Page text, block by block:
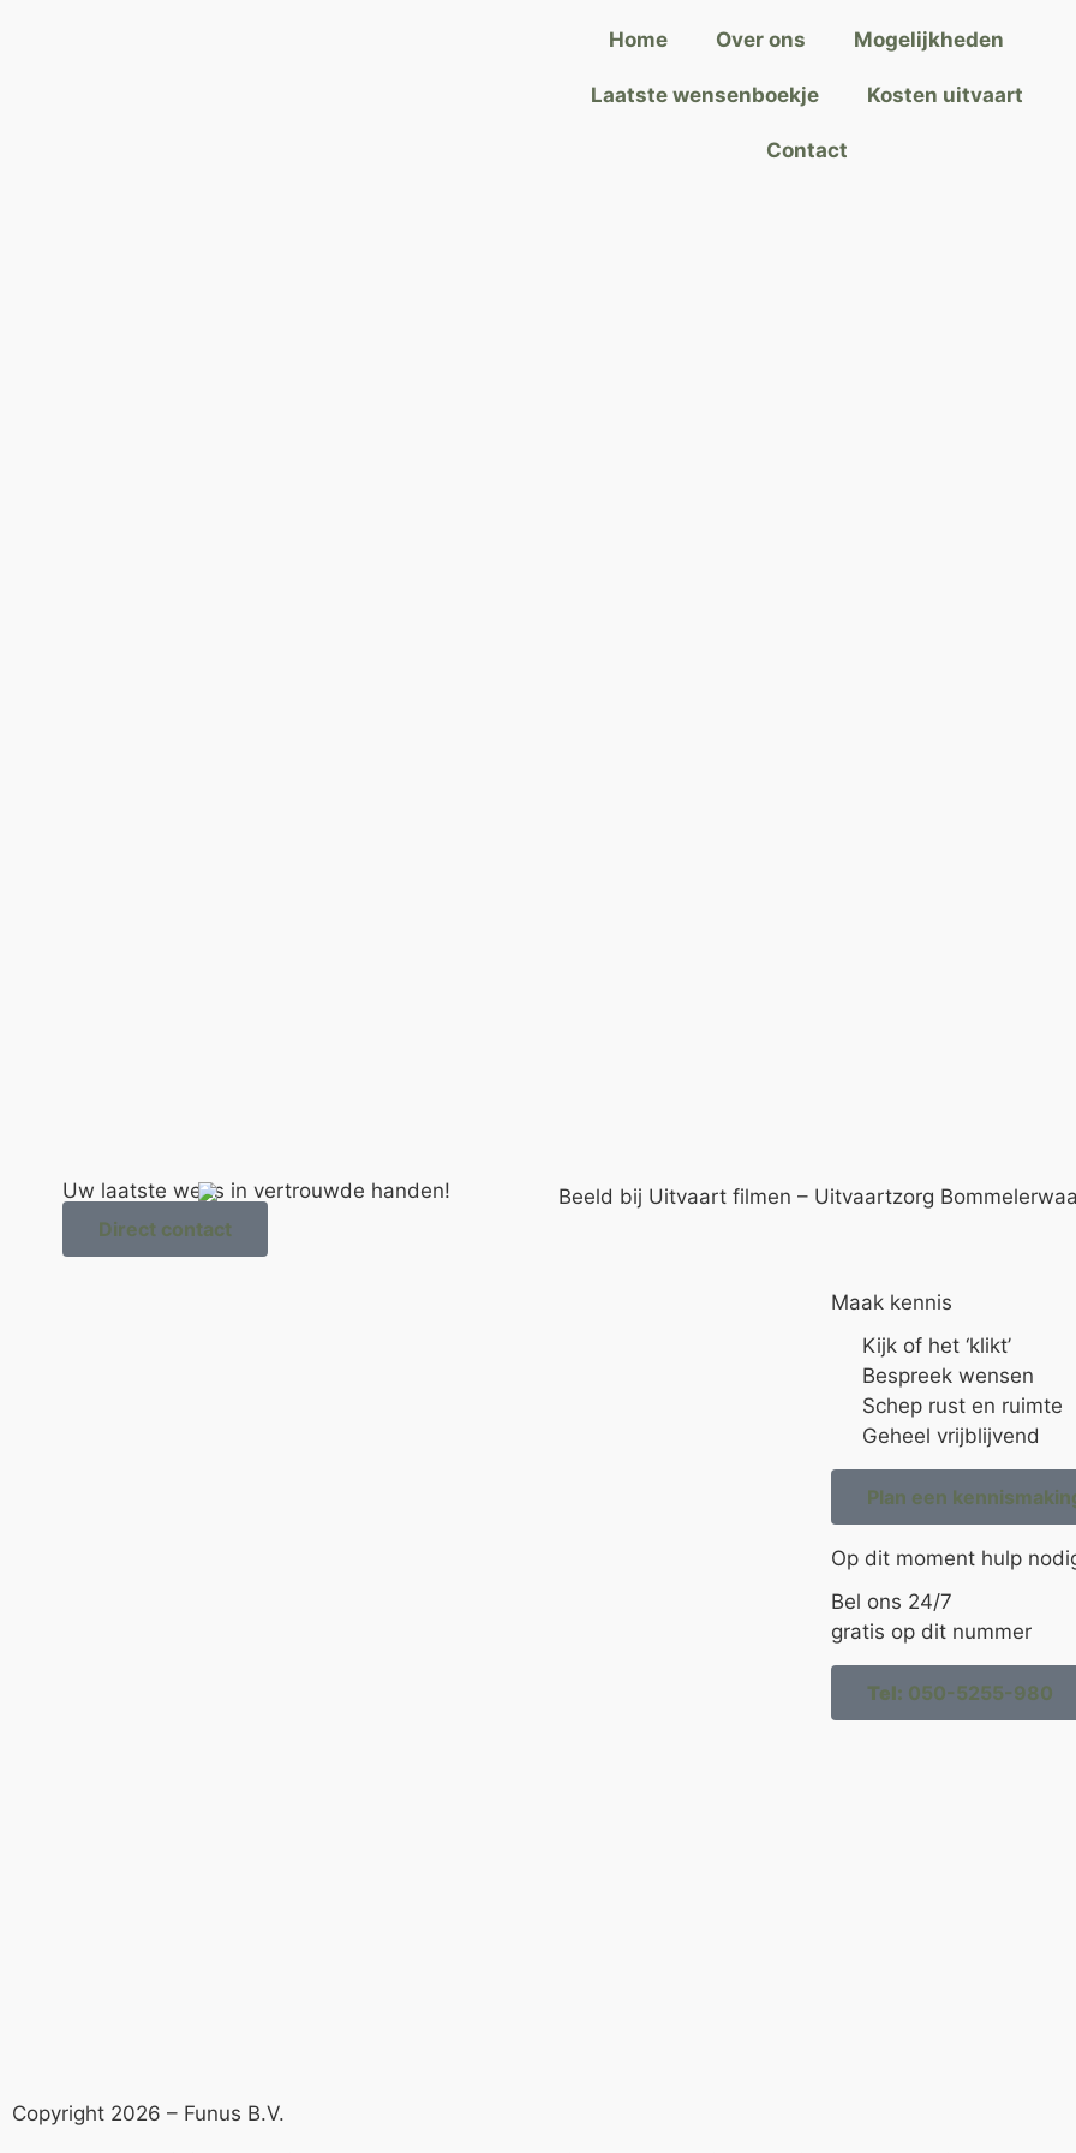
Home Over ons Mogelijkheden
Laatste wensenboekje Kosten uitvaart
Contact
Uw laatste wens in vertrouwde handen!
Direct contact
Maak kennis
Kijk of het ‘klikt’
Bespreek wensen
Schep rust en ruimte
Geheel vrijblijvend
Plan een
Op dit moment hulp
Bel ons 24/7
gratis op dit nummer
Tel: 050-5255-980
Copyright 2026 – Funus B.V.